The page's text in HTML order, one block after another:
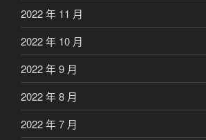
2022 年 11 月
2022 年 10 月
2022 年 9 月
2022 年 8 月
2022 年 7 月